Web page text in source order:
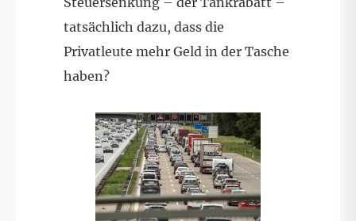
tatsächlich dazu, dass die
Privatleute mehr Geld in der Tasche
haben?